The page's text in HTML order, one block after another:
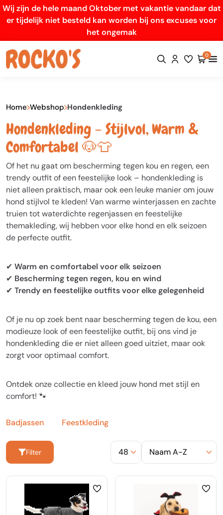
Wij zijn de hele maand Oktober met vakantie vandaar dat
er tijdelijk niet besteld kan worden bij ons excuses voor
het ongemak
0
Home Webshop Hondenkleding
Hondenkleding – Stijlvol, Warm &
Comfortabel 🐶👕
Of het nu gaat om bescherming tegen kou en regen, een
trendy outfit of een feestelijke look – hondenkleding is
niet alleen praktisch, maar ook een leuke manier om jouw
hond stijlvol te kleden! Van warme winterjassen en zachte
truien tot waterdichte regenjassen en feestelijke
themakleding, wij hebben voor elke hond en elk seizoen
de perfecte outfit.
✔ Warm en comfortabel voor elk seizoen
✔ Bescherming tegen regen, kou en wind
✔ Trendy en feestelijke outfits voor elke gelegenheid
Of je nu op zoek bent naar bescherming tegen de kou, een
modieuze look of een feestelijke outfit, bij ons vind je
hondenkleding die er niet alleen goed uitziet, maar ook
zorgt voor optimaal comfort.
Ontdek onze collectie en kleed jouw hond met stijl en
comfort! 🐾
Badjassen Feestkleding
Filter